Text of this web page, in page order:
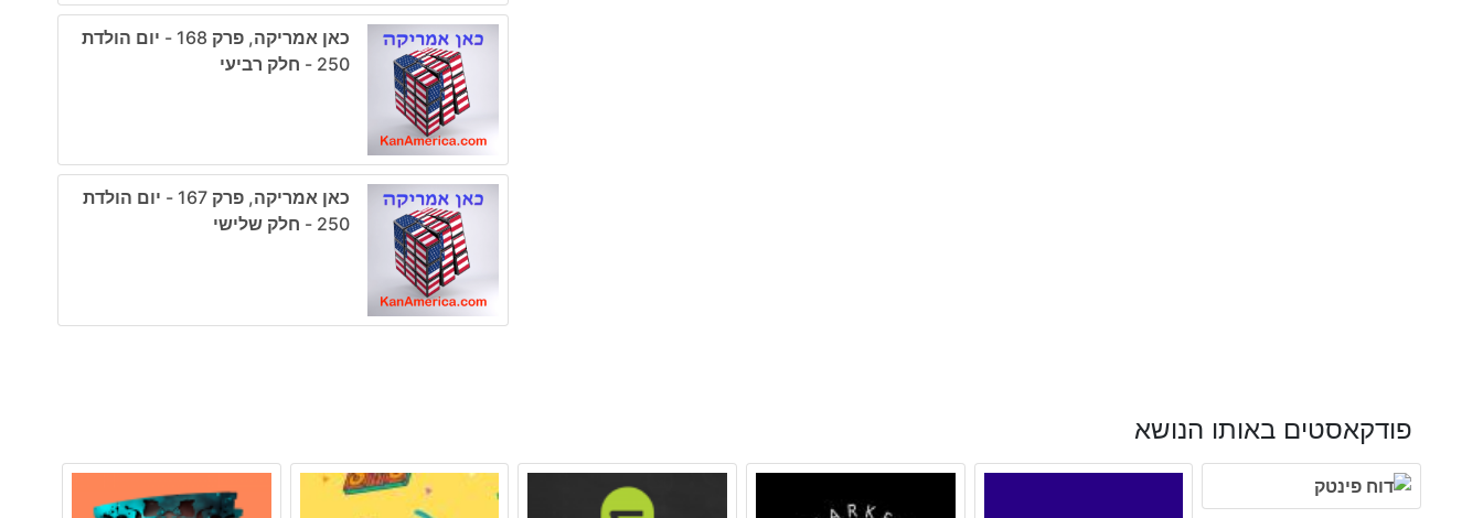
כאן אמריקה, פרק 168 - יום הולדת
250 - חלק רביעי
כאן אמריקה, פרק 167 - יום הולדת
250 - חלק שלישי
פודקאסטים באותו הנושא